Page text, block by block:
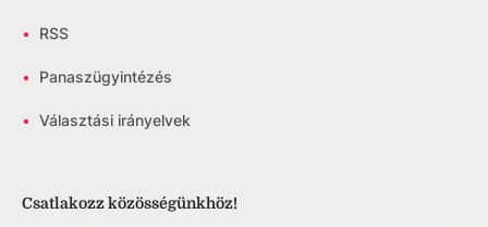
• RSS
• Panaszügyintézés
• Választási irányelvek
Csatlakozz közösségünkhöz!